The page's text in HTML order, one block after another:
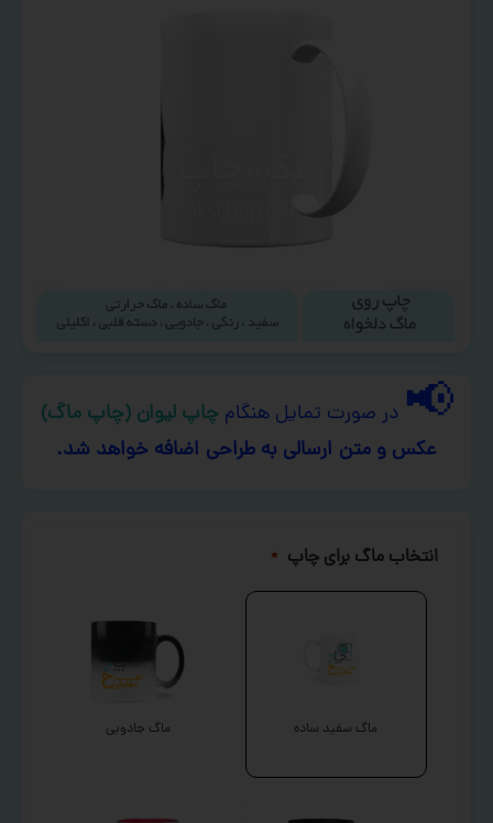
📢 در صورت تمایل هنگام چاپ لیوان (چاپ ماگ)
عکس و متن ارسالی به طراحی اضافه خواهد شد.
انتخاب ماگ برای چاپ *
ماگ سفید ساده ماگ جادویی